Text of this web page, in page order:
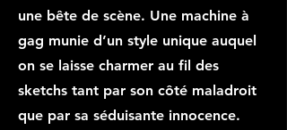
une bête de scène. Une machine à
gag munie d’un style unique auquel
on se laisse charmer au fil des
sketchs tant par son côté maladroit
que par sa séduisante innocence.